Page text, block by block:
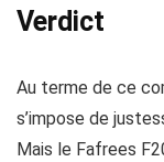
Verdict
Au terme de ce
s’impose de
Mais le Fafrees